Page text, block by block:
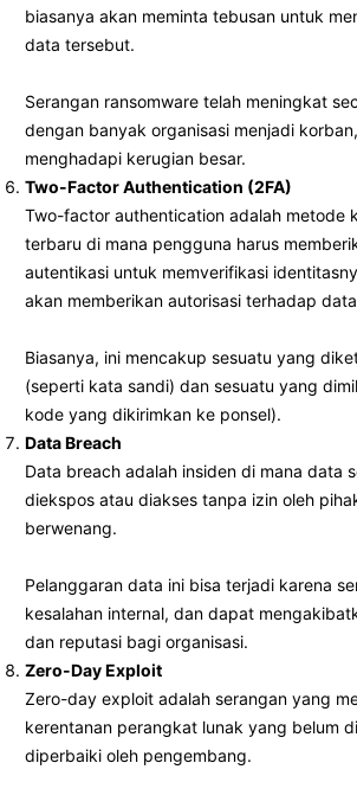
biasanya akan meminta tebusan untuk
data tersebut.
Serangan ransomware telah meningkat
dengan banyak organisasi menjadi
menghadapi kerugian besar.
Two-Factor Authentication (2FA)
Two-factor authentication adalah metode
terbaru di mana pengguna harus
autentikasi untuk memverifikasi
akan memberikan autorisasi terhadap
Biasanya, ini mencakup sesuatu yang
(seperti kata sandi) dan sesuatu yang
kode yang dikirimkan ke ponsel).
Data Breach
Data breach adalah insiden di mana data
diekspos atau diakses tanpa izin oleh
berwenang.
Pelanggaran data ini bisa terjadi karena
kesalahan internal, dan dapat
dan reputasi bagi organisasi.
Zero-Day Exploit
Zero-day exploit adalah serangan yang
kerentanan perangkat lunak yang belum
diperbaiki oleh pengembang.